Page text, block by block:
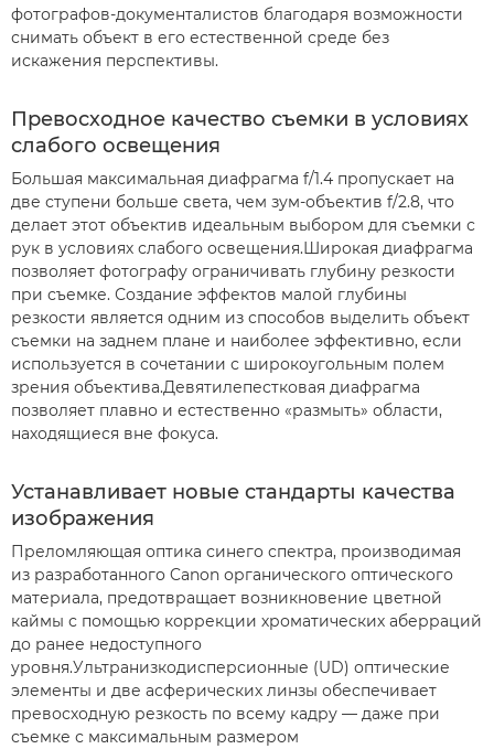
фотографов-документалистов благодаря возможности
снимать объект в его естественной среде без
искажения перспективы.
Превосходное качество съемки в условиях
слабого освещения
Большая максимальная диафрагма f/1.4 пропускает на
две ступени больше света, чем зум-объектив f/2.8, что
делает этот объектив идеальным выбором для съемки с
рук в условиях слабого освещения.Широкая диафрагма
позволяет фотографу ограничивать глубину резкости
при съемке. Создание эффектов малой глубины
резкости является одним из способов выделить объект
съемки на заднем плане и наиболее эффективно, если
используется в сочетании с широкоугольным полем
зрения объектива.Девятилепестковая диафрагма
позволяет плавно и естественно «размыть» области,
находящиеся вне фокуса.
Устанавливает новые стандарты качества
изображения
Преломляющая оптика синего спектра, производимая
из разработанного Canon органического оптического
материала, предотвращает возникновение цветной
каймы с помощью коррекции хроматических аберраций
до ранее недоступного
уровня.Ультранизкодисперсионные (UD) оптические
элементы и две асферических линзы обеспечивает
превосходную резкость по всему кадру — даже при
съемке с максимальным размером